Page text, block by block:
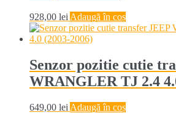
928,00 lei Adaugă în coș
Senzor pozitie cutie
WRANGLER TJ 2.4
649,00 lei Adaugă în coș